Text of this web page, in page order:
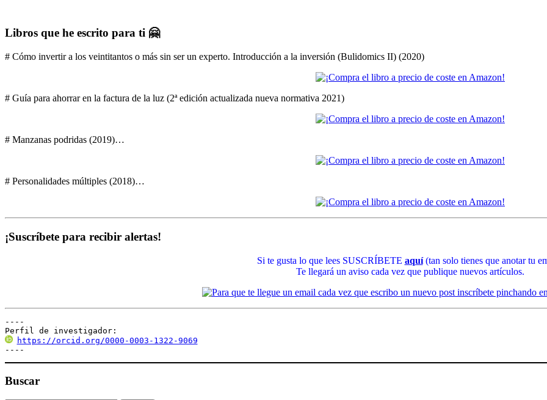
Libros que he escrito para ti 🤗
# Cómo invertir a los veintitantos o más sin ser un experto. Introducción a la inversión (Bulidomics II) (2020)
# Guía para ahorrar en la factura de la luz (2ª edición actualizada nueva normativa 2021)
# Manzanas podridas (2019)…
# Personalidades múltiples (2018)…
¡Suscríbete para recibir alertas!
Si te gusta lo que lees SUSCRÍBETE aquí(tan solo tienes que anotar tu
Te llegará un aviso cada vez que publique nuevos artículos.
----
Perfil de investigador:
https://orcid.org/0000-0003-1322-9069
----
Buscar